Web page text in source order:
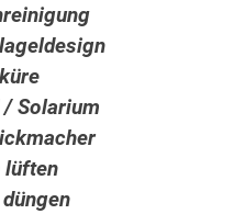
/ Solarium
lüften